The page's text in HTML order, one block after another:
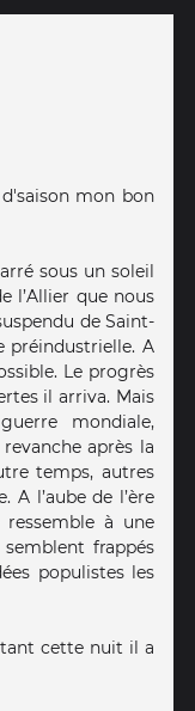
mon bon
sous un soleil
l’Allier que nous
de Saint-
préindustrielle. A
Le progrès
il arriva. Mais
mondiale,
après la
temps, autres
l’aube de l’ère
à une
frappés
populistes les
cette nuit il a